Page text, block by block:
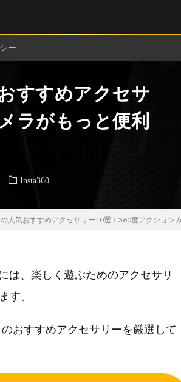
ー
すすめアクセサ
ラがもっと便利
Insta360
の人気おすすめアクセサリー10選！360度アクション
は、楽しく遊ぶためのアクセサリ
す。
おすすめアクセサリーを厳選して